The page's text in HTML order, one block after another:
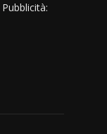
Pubblicità: